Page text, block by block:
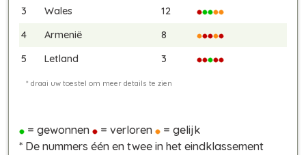
3
Wales
12
4
Armenië
8
5
Letland 3
= gewonnen = verloren
= gelijk
* De nummers één en twee in het eindklassement